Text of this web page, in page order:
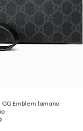
GG Emblem tamaño